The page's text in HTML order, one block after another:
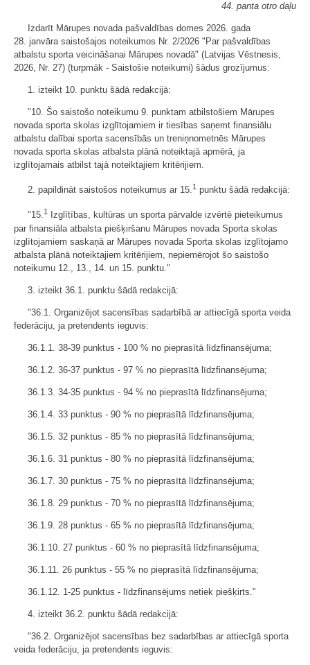
44. panta otro daļu
Izdarīt Mārupes novada pašvaldības domes 2026. gada
28. janvāra saistošajos noteikumos Nr. 2/2026 "Par pašvaldības
atbalstu sporta veicināšanai Mārupes novadā" (Latvijas Vēstnesis,
2026, Nr. 27) (turpmāk - Saistošie noteikumi) šādus grozījumus:
1. izteikt 10. punktu šādā redakcijā:
"10. Šo saistošo noteikumu 9. punktam atbilstošiem Mārupes
novada sporta skolas izglītojamiem ir tiesības saņemt finansiālu
atbalstu dalībai sporta sacensībās un treniņnometnēs Mārupes
novada sporta skolas atbalsta plānā noteiktajā apmērā, ja
izglītojamais atbilst tajā noteiktajiem kritērijiem.
2. papildināt saistošos noteikumus ar 15.1 punktu šādā redakcijā:
"15.1
Izglītības, kultūras un sporta pārvalde izvērtē pieteikumus
par finansiāla atbalsta piešķiršanu Mārupes novada Sporta skolas
izglītojamiem saskaņā ar Mārupes novada Sporta skolas izglītojamo
atbalsta plānā noteiktajiem kritērijiem, nepiemērojot šo saistošo
noteikumu 12., 13., 14. un 15. punktu."
3. izteikt 36.1. punktu šādā redakcijā:
"36.1. Organizējot sacensības sadarbībā ar attiecīgā sporta veida
federāciju, ja pretendents ieguvis:
36.1.1. 38-39 punktus - 100 % no pieprasītā līdzfinansējuma;
36.1.2. 36-37 punktus - 97 % no pieprasītā līdzfinansējuma;
36.1.3. 34-35 punktus - 94 % no pieprasītā līdzfinansējuma;
36.1.4. 33 punktus - 90 % no pieprasītā līdzfinansējuma;
36.1.5. 32 punktus - 85 % no pieprasītā līdzfinansējuma;
36.1.6. 31 punktus - 80 % no pieprasītā līdzfinansējuma;
36.1.7. 30 punktus - 75 % no pieprasītā līdzfinansējuma;
36.1.8. 29 punktus - 70 % no pieprasītā līdzfinansējuma;
36.1.9. 28 punktus - 65 % no pieprasītā līdzfinansējuma;
36.1.10. 27 punktus - 60 % no pieprasītā līdzfinansējuma;
36.1.11. 26 punktus - 55 % no pieprasītā līdzfinansējuma;
36.1.12. 1-25 punktus - līdzfinansējums netiek piešķirts."
4. izteikt 36.2. punktu šādā redakcijā:
"36.2. Organizējot sacensības bez sadarbības ar attiecīgā sporta
veida federāciju, ja pretendents ieguvis: